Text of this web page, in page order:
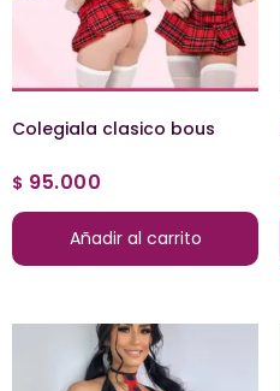
Colegiala clasico bous
$ 95.000
Añadir al carrito